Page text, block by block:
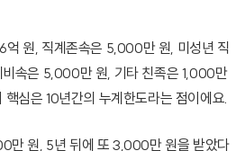
억 원, 직계존속은 5,000만 원, 미성년 직
속은 5,000만 원, 기타 친족은 1,000만
심은 10년간의 누계한도라는 점이에요.
만 원, 5년 뒤에 또 3,000만 원을 받았다